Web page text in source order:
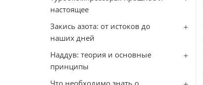
настоящее
Закись азота: от истоков до
наших дней
Наддув: теория и основные
принципы
Что необходимо знать о